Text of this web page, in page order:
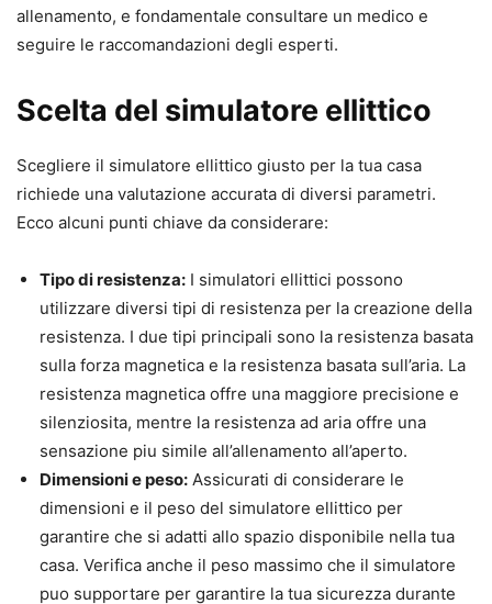
allenamento, e fondamentale consultare un medico e
seguire le raccomandazioni degli esperti.
Scelta del simulatore ellittico
Scegliere il simulatore ellittico giusto per la tua casa
richiede una valutazione accurata di diversi parametri.
Ecco alcuni punti chiave da considerare:
Tipo di resistenza: I simulatori ellittici possono
utilizzare diversi tipi di resistenza per la creazione della
resistenza. I due tipi principali sono la resistenza basata
sulla forza magnetica e la resistenza basata sull’aria. La
resistenza magnetica offre una maggiore precisione e
silenziosita, mentre la resistenza ad aria offre una
sensazione piu simile all’allenamento all’aperto.
Dimensioni e peso: Assicurati di considerare le
dimensioni e il peso del simulatore ellittico per
garantire che si adatti allo spazio disponibile nella tua
casa. Verifica anche il peso massimo che il simulatore
puo supportare per garantire la tua sicurezza durante